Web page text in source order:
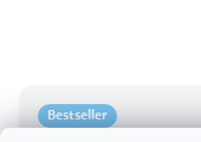
Bestseller